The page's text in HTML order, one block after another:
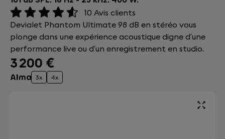
10 Avis clients
Devialet Phantom Ultimate 98 dB en stéréo vous
plonge dans une expérience acoustique digne d’une
performance live ou d’un enregistrement en studio.
3 200 €
3x 4x